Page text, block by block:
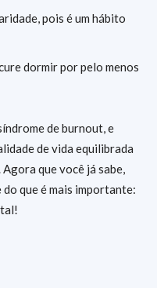
pois é um hábito
dormir por pelo menos
de burnout, e
de vida equilibrada
que você já sabe,
que é mais importante: